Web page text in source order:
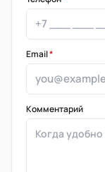
Email*
Комментарий